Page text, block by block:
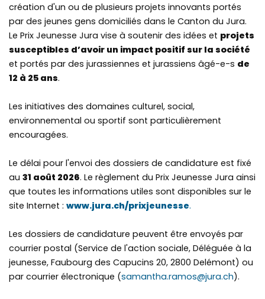
création d'un ou de plusieurs projets innovants portés
par des jeunes gens domiciliés dans le Canton du Jura.
Le Prix Jeunesse Jura vise à soutenir des idées et projets
susceptibles d’avoir un impact positif sur la société
et portés par des jurassiennes et jurassiens âgé-e-s de
12 à 25 ans.
Les initiatives des domaines culturel, social,
environnemental ou sportif sont particulièrement
encouragées.
Le délai pour l'envoi des dossiers de candidature est fixé
au 31 août 2026. Le règlement du Prix Jeunesse Jura ainsi
que toutes les informations utiles sont disponibles sur le
site Internet : www.jura.ch/prixjeunesse.
Les dossiers de candidature peuvent être envoyés par
courrier postal (Service de l'action sociale, Déléguée à la
jeunesse, Faubourg des Capucins 20, 2800 Delémont) ou
par courrier électronique (samantha.ramos@jura.ch).